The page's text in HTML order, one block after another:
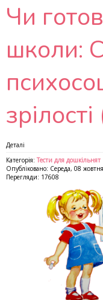
Чи
школи:
Деталі
Категорія: Тести для дошкільнят
Опубліковано: Середа, 08
Перегляди: 17608